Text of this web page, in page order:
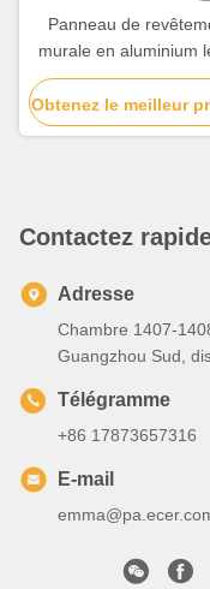
Panneau de
murale en aluminium
Panneau composite
aluminium perforé
Obtenez le meilleur
Contactez
Adresse
Chambre 1407-
Guangzhou Sud,
Télégramme
+86 17873657316
E-mail